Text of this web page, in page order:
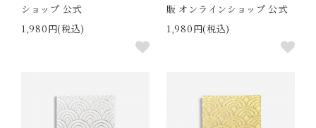
ショップ 公式
1,980円(税込)
販 オンラインショップ 公式
1,980円(税込)